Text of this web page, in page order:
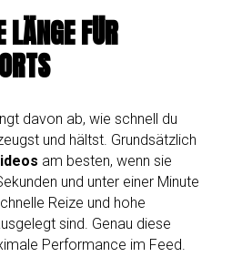
LÄNGE FÜR
davon ab, wie schnell du
und hältst. Grundsätzlich
am besten, wenn sie
und unter einer Minute
Reize und hohe
sind. Genau diese
Performance im Feed.